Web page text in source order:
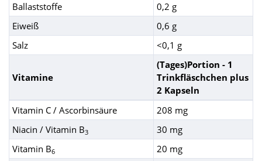
Ballaststoffe
0,2 g
Eiweiß
0,6 g
Salz
<0,1 g
Vitamine
(Tages)Portion - 1
Trinkfläschchen plus
2 Kapseln
Vitamin C / Ascorbinsäure
208 mg
Niacin / Vitamin B3
30 mg
Vitamin B6
20 mg